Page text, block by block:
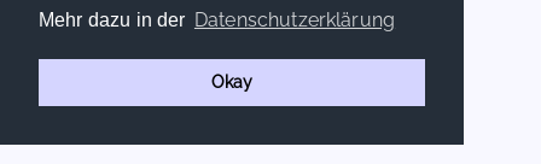
Mehr dazu in der Datenschutzerklärung
Okay